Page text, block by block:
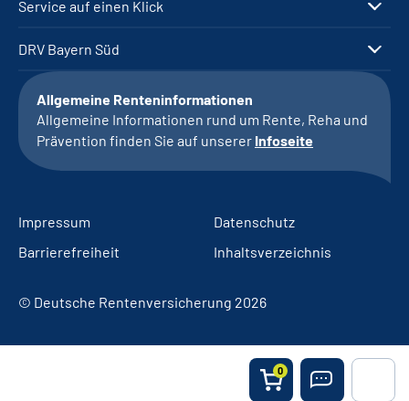
0
Service auf einen Klick
DRV Bayern Süd
Allgemeine Renteninformationen
Allgemeine Informationen rund um Rente, Reha und
Prävention finden Sie auf unserer Infoseite
Impressum
Datenschutz
Barrierefreiheit
Inhaltsverzeichnis
© Deutsche Rentenversicherung 2026